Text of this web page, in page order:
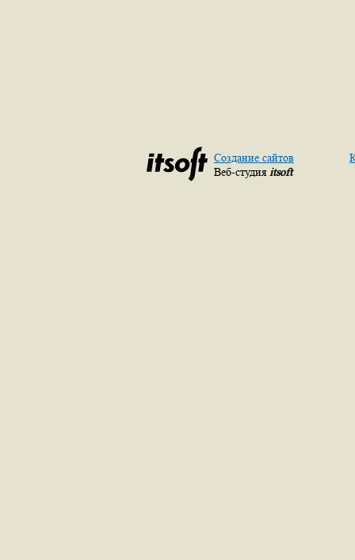
Создание сайтов
Веб-студия itsoft